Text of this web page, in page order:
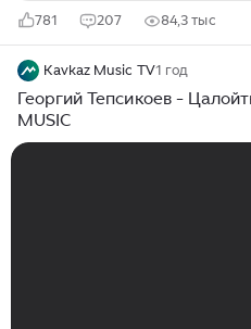
781 207 84,3 тыс
Kavkaz Music TV1 год
Георгий Тепсикоев -
MUSIC